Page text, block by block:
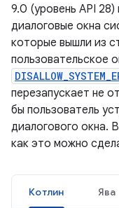
9.0 (уровень API
диалоговые окна
которые вышли из
пользовательское
перезапускает не
бы пользователь
диалогового окна.
как это можно
Котлин Ява